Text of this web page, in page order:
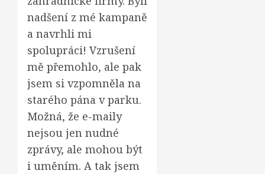
nadšení z mé kampaně
a navrhli mi
spolupráci! Vzrušení
mě přemohlo, ale pak
jsem si vzpomněla na
starého pána v parku.
Možná, že e-maily
nejsou jen nudné
zprávy, ale mohou být
i uměním. A tak jsem